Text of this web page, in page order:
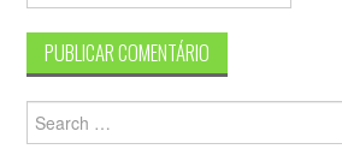
Search
for: